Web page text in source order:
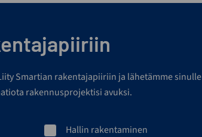
Smartian rakentajapiiriin ja lähetämme sinulle
rakennusprojektisi avuksi.
Hallin rakentaminen